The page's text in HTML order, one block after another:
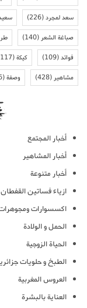
سعد لمجرد(226)
صباغة الشعر(140)
فوائد(109) كيكة(117)
مشاهير(428) وصفة(156)
أخبار المجتمع
أخبار المشاهير
أخبار متنوعة
ازياء فساتين
اكسسوارات
الحمل و الولادة
الحياة الزوجية
الطبخ و حلويات
العروس المغربية
العناية بالبشرة